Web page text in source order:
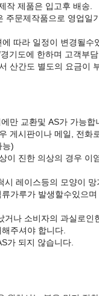
작 제품은 입고후 배송.
주문제작품으로 영업일
따라 일정이 변경될수
기도에 한하며 고객부담
만 교환및 AS가 가능합
게시판이나 메일, 전화
능)
이 진한 의상의 경우 이
시 레이스등의 모양이
가루가 발생할수있으
거나 소비자의 과실로인
주셔야 합니다.